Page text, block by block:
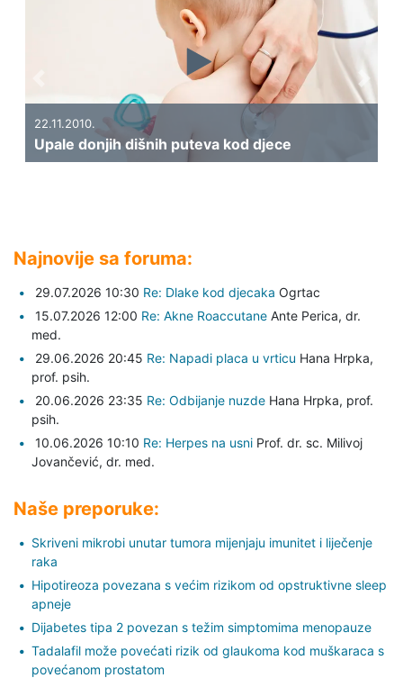
22.11.2010.
Upale donjih dišnih puteva kod djece
Next
Najnovije sa foruma:
29.07.2026 10:30 Re: Dlake kod djecaka Ogrtac
15.07.2026 12:00 Re: Akne Roaccutane Ante Perica, dr.
med.
29.06.2026 20:45 Re: Napadi placa u vrticu Hana Hrpka,
prof. psih.
20.06.2026 23:35 Re: Odbijanje nuzde Hana Hrpka, prof.
psih.
10.06.2026 10:10 Re: Herpes na usni Prof. dr. sc. Milivoj
Jovančević, dr. med.
Naše preporuke:
Skriveni mikrobi unutar tumora mijenjaju imunitet i liječenje
raka
Hipotireoza povezana s većim rizikom od opstruktivne sleep
apneje
Dijabetes tipa 2 povezan s težim simptomima menopauze
Tadalafil može povećati rizik od glaukoma kod muškaraca s
povećanom prostatom